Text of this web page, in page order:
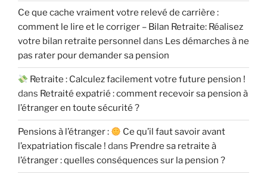
Ce que cache vraiment votre relevé de carrière :
comment le lire et le corriger – Bilan Retraite: Réalisez
votre bilan retraite personnel dans Les démarches à ne
pas rater pour demander sa pension
Retraite : Calculez facilement votre future pension !
dans Retraité expatrié : comment recevoir sa pension à
l’étranger en toute sécurité ?
Pensions à l’étranger :
Ce qu’il faut savoir avant
l’expatriation fiscale ! dans Prendre sa retraite à
l’étranger : quelles conséquences sur la pension ?